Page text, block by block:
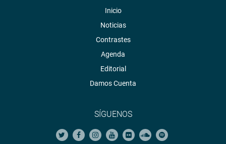
Inicio
Noticias
Contrastes
Agenda
Editorial
Damos Cuenta
SÍGUENOS